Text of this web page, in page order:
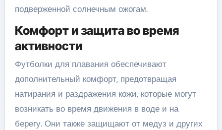
подверженной солнечным ожогам.
Комфорт и защита во время
активности
Футболки для плавания обеспечивают
дополнительный комфорт, предотвращая
натирания и раздражения кожи, которые могут
возникать во время движения в воде и на
берегу. Они также защищают от медуз и других